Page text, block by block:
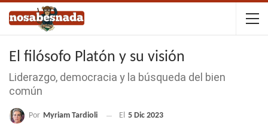
El filósofo Platón y su visión
Liderazgo, democracia y la búsqueda del bien
común
Por Myriam Tardioli El 5 Dic 2023